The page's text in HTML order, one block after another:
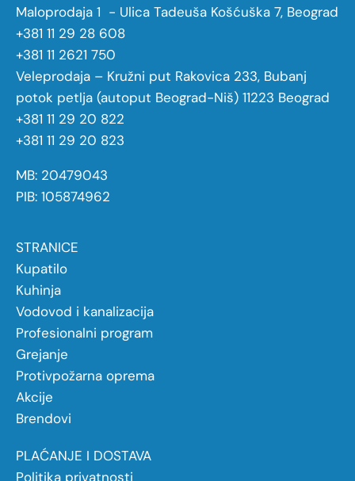
Maloprodaja 1 - Ulica Tadeuša Košćuška 7, Beograd
+381 11 29 28 608
+381 11 2621 750
Veleprodaja – Kružni put Rakovica 233, Bubanj
potok petlja (autoput Beograd-Niš) 11223 Beograd
+381 11 29 20 822
+381 11 29 20 823
MB: 20479043
PIB: 105874962
STRANICE
Kupatilo
Kuhinja
Vodovod i kanalizacija
Profesionalni program
Grejanje
Protivpožarna oprema
Akcije
Brendovi
PLAĆANJE I DOSTAVA
Politika privatnosti